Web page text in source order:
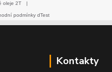
oleje 2T |
podmínky dTest
Kontakty